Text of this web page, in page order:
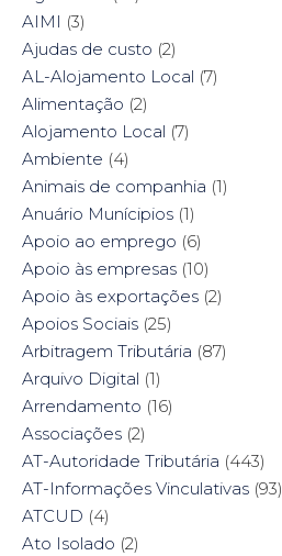
e
b
o
(
O
p
n
i
n
n
e
w
w
i
n
d
o
w
)
r
O
e
n
s
e
w
w
i
n
d
o
w
)
t
(
n
n
n
d
o
w
AIMI (3)
Ajudas de custo (2)
AL-Alojamento Local (7)
Alimentação (2)
Alojamento Local (7)
Ambiente (4)
Animais de companhia (1)
Anuário Munícipios (1)
Apoio ao emprego (6)
Apoio às empresas (10)
Apoio às exportações (2)
Apoios Sociais (25)
Arbitragem Tributária (87)
Arquivo Digital (1)
Arrendamento (16)
Associações (2)
AT-Autoridade Tributária (443)
AT-Informações Vinculativas (93)
ATCUD (4)
Ato Isolado (2)